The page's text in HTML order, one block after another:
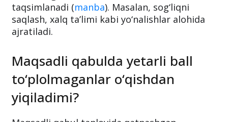
Kvotalar yo‘nalishlar kesimida va yo‘nalishlar
kesimidagi o‘rinlar esa hududlar kesimida
saqlash, xalq ta’limi kabi yo‘nalishlar alohida
ajratiladi.
Maqsadli qabulda yetarli ball